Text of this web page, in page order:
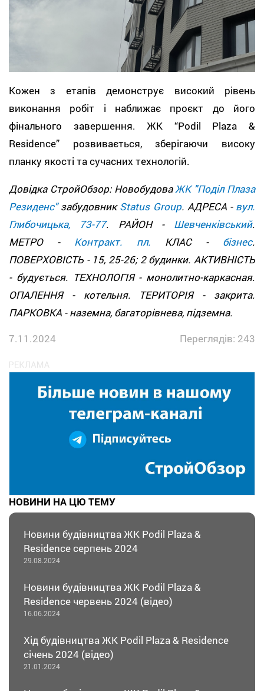
Кожен з етапів демонструє високий рівень
виконання робіт і наближає проєкт до його
фінального завершення. ЖК “Podil Plaza &
Residence” розвивається, зберігаючи високу
планку якості та сучасних технологій.
Довідка СтройОбзор: НовобудоваЖК "Поділ Плаза
Резиденс"забудовникStatus Group. АДРЕСА - вул.
Глибочицька, 73-77. РАЙОН - Шевченківський.
МЕТРО - Контракт. пл. КЛАС - бізнес.
ПОВЕРХОВІСТЬ - 15, 25-26; 2 будинки. АКТИВНІСТЬ
- будується. ТЕХНОЛОГІЯ - монолитно-каркасная.
ОПАЛЕННЯ - котельня. ТЕРИТОРІЯ - закрита.
ПАРКОВКА - наземна, багаторівнева, підземна.
7.11.2024
Переглядів: 243
НОВИНИ НА ЦЮ ТЕМУ
Новини будівництва ЖК Podil Plaza &
Residence серпень 2024
29.08.2024
Новини будівництва ЖК Podil Plaza &
Residence червень 2024 (відео)
16.06.2024
Хід будівництва ЖК Podil Plaza & Residence
січень 2024 (відео)
21.01.2024